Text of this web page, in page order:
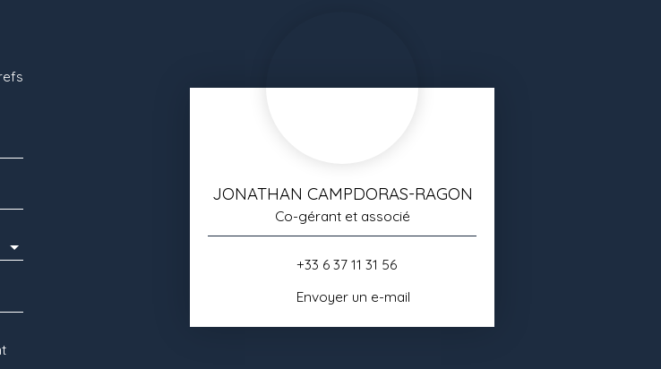
JONATHAN CAMPDORAS-RAGON
Co-gérant et associé
+33 6 37 11 31 56
Envoyer un e-mail